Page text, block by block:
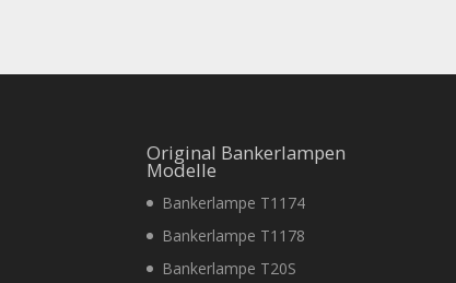
Original Bankerlampen
Modelle
Bankerlampe T1174
Bankerlampe T1178
Bankerlampe T20S